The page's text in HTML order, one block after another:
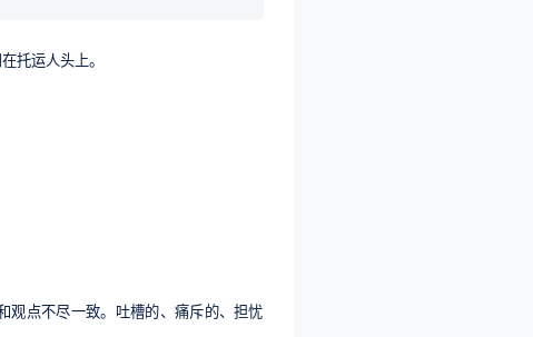
托运人头上。
观点不尽一致。吐槽的、痛斥的、担忧